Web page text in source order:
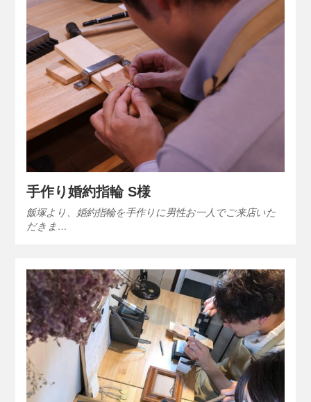
手作り婚約指輪 S様
飯塚より、婚約指輪を手作りに男性お一人でご来店いた
だきま…